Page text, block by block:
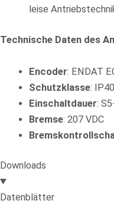
leise
Technische Daten des
Encoder: ENDAT
Schutzklasse: IP40
Einschaltdauer:
Bremse: 207 VDC
Downloads
Datenblätter